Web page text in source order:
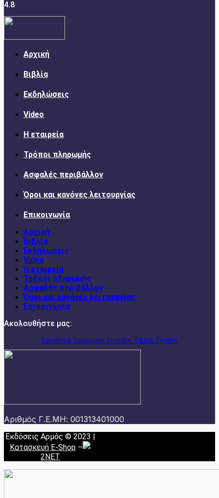
4.8
Αρχική
Βιβλία
Εκδηλώσεις
Video
Η εταιρεία
Τρόποι πληρωμής
Ασφαλές περιβάλλον
Όροι και κανόνες λειτουργίας
Επικοινωνία
Αρχική
Βιβλία
Εκδηλώσεις
Video
Η εταιρεία
Τρόποι πληρωμής
Ασφαλές περιβάλλον
Όροι και κανόνες λειτουργίας
Επικοινωνία
Ακολουθήστε μας:
Facebook InstagramYoutube Tiktok Twitter
Αριθμός Γ.Ε.ΜΗ: 001313401000
Εκδόσεις Αρμός © 2023 |
Κατασκευή E-Shop –
2NET